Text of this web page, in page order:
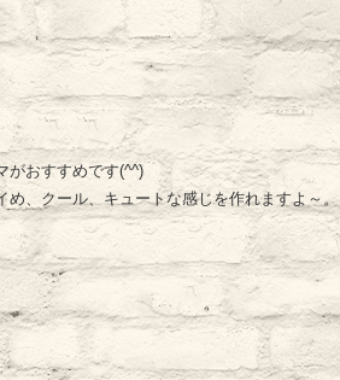
がおすすめです(^^)
め、クール、キュートな感じを作れますよ～。